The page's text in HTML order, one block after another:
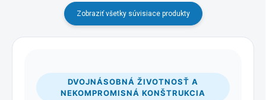
Zobraziť všetky súvisiace produkty
DVOJNÁSOBNÁ ŽIVOTNOSŤ A
NEKOMPROMISNÁ KONŠTRUKCIA